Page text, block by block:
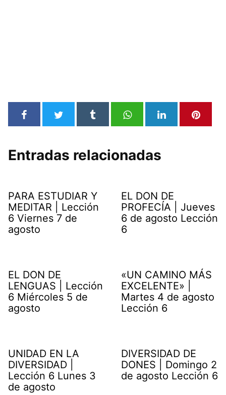
Entradas relacionadas
PARA ESTUDIAR Y
MEDITAR | Lección
6 Viernes 7 de
agosto
EL DON DE
PROFECÍA | Jueves
6 de agosto Lección
6
EL DON DE
LENGUAS | Lección
6 Miércoles 5 de
agosto
«UN CAMINO MÁS
EXCELENTE» |
Martes 4 de agosto
Lección 6
UNIDAD EN LA
DIVERSIDAD |
Lección 6 Lunes 3
de agosto
DIVERSIDAD DE
DONES | Domingo 2
de agosto Lección 6